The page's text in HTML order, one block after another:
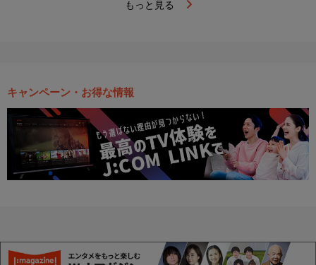
もっと見る
キャンペーン・お得な情報